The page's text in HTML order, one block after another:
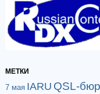
МЕТКИ
7 мая IARU QSL-